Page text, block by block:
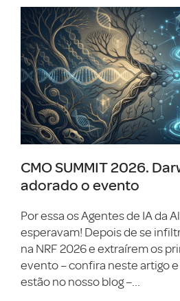
CMO SUMMIT 2026.
adorado o evento
Por essa os Agentes de IA da
esperavam! Depois de se
na NRF 2026 e extraírem os
evento – confira neste artigo
estão no nosso blog –...